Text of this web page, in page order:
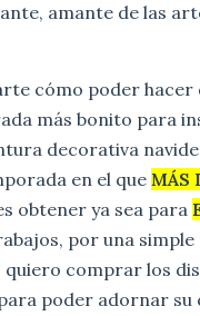
amante de las
cómo poder hacer
más bonito para
decorativa
en el que MÁS
obtener ya sea para
por una simple
comprar los
poder adornar su